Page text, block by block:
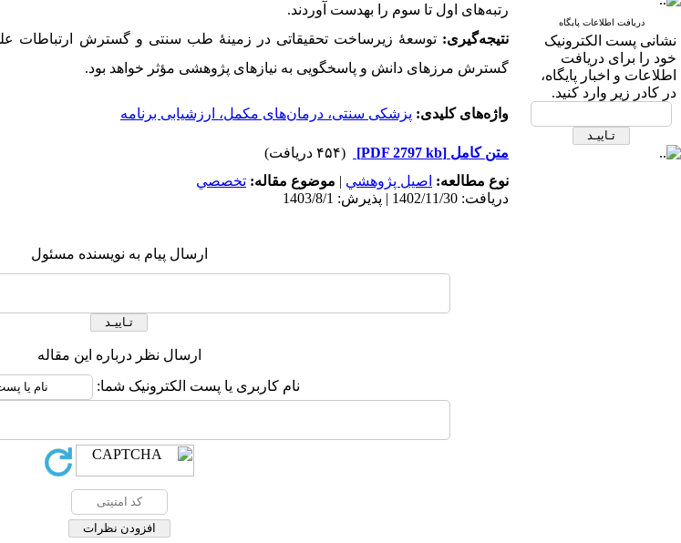
دریافت اطلاعات پایگاه
نشانی پست الکترونیک
خود را برای دریافت
اطلاعات و اخبار پایگاه،
در کادر زیر وارد کنید.
رتبه‌های اول تا سوم را به‏دست آوردند.
نتیجه‌گیری:توسعۀ زیرساخت تحقیقاتی در زمینۀ طب سنتی و گسترش ارتباطات
گسترش مرزهای دانش و پاسخگویی به نیازهای پژوهشی مؤثر خواهد بود.
واژه‌های کلیدی: پزشکی سنتی، درمان‌‌های مکمل، ارزشیابی برنامه
متن کامل [PDF 2797 kb]
(۴۵۴ دریافت)
نوع مطالعه: اصيل پژوهشي | موضوع مقاله: تخصصي
دریافت: 1402/11/30 | پذیرش: 1403/8/1
ارسال پیام به نویسنده مسئول
ارسال نظر درباره این مقاله
نام کاربری یا پست الکترونیک شما: